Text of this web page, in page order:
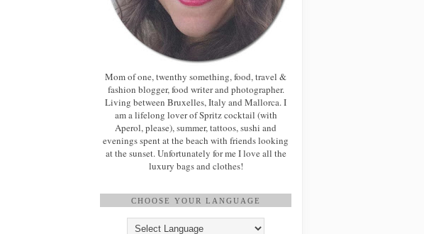
Mom of one, twenthy something, food, travel &
fashion blogger, food writer and photographer.
Living between Bruxelles, Italy and Mallorca. I
am a lifelong lover of Spritz cocktail (with
Aperol, please), summer, tattoos, sushi and
evenings spent at the beach with friends looking
at the sunset. Unfortunately for me I love all the
luxury bags and clothes!
CHOOSE YOUR LANGUAGE